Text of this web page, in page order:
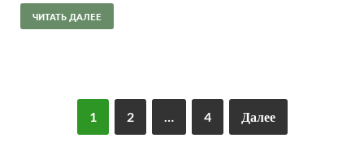
ЧИТАТЬ ДАЛЕЕ
1 2 … 4 Далее